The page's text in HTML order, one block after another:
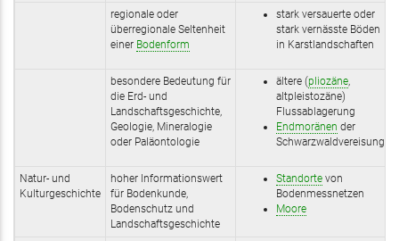
regionale oder
überregionale Seltenheit
einer Bodenform
stark versauerte oder
stark vernässte Böden
in Karstlandschaften
besondere Bedeutung für
die Erd- und
Landschaftsgeschichte,
Geologie, Mineralogie
oder Paläontologie
ältere (pliozäne
altpleistozäne)
Flussablagerung
Endmoränen der
Schwarzwaldvereisung
Natur- und
Kulturgeschichte
hoher Informationswert
für Bodenkunde,
Bodenschutz und
Landschaftsgeschichte
Standorte von
Bodenmessnetzen
Moore